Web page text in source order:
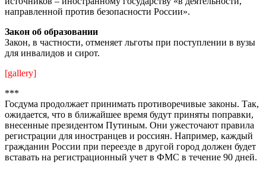
направленной против безопасности России».
Закон об образовании
Закон, в частности, отменяет льготы при поступлении в вузы
для инвалидов и сирот.
[gallery]
***
Госдума продолжает принимать противоречивые законы. Так,
ожидается, что в ближайшее время будут приняты поправки,
внесенные президентом Путиным. Они ужесточают правила
регистрации для иностранцев и россиян. Например, каждый
гражданин России при переезде в другой город должен будет
вставать на регистрационный учет в ФМС в течение 90 дней.